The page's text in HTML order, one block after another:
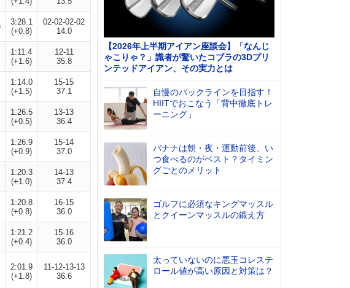
3:28.1
(+0.8)
02-02-02-02
14.0
1:11.4
(+1.6)
12-11
35.8
1:14.0
(+1.5)
15-15
37.1
1:26.5
(+0.5)
13-13
36.4
1:26.9
(+0.9)
15-14
37.0
1:20.3
(+1.0)
14-13
37.4
1:20.8
(+0.8)
16-15
36.0
1:21.2
(+0.4)
15-16
36.0
2:01.9
(+1.8)
11-12-13-13
36.6
【2026年上半期アイアン座談会】「なんじ
ゃこりゃ？」識者が驚いたコブラの3Dプリ
ンテッドアイアン、その実力とは
自慢のバックラインを目指す！
HIITでおこなう「背中徹底トレ
ーニング」
バナナは朝・夜・運動前後、い
つ食べるのがベスト？タイミン
グごとのメリット
ゴルフに必須なキングマッスル
とクイーンマッスルの鍛え方
太っていないのに悪玉コレステ
ロール値が高い原因と対策は？